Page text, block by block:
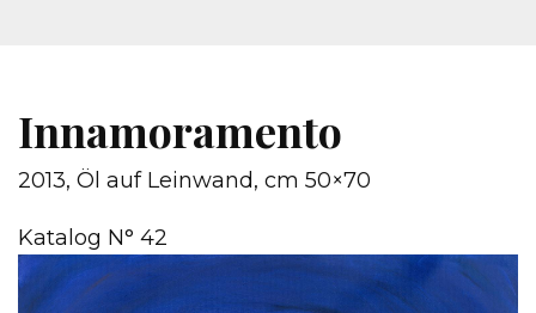
Innamoramento
2013, Öl auf Leinwand, cm 50×70
Katalog N° 42